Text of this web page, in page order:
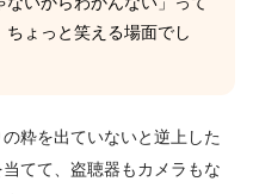
ちょっと笑える場面でし
粋を出ていないと逆上した
てて、盗聴器もカメラもな